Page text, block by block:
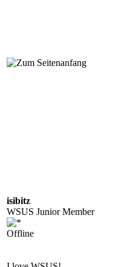
isibitz
WSUS Junior Member
Offline